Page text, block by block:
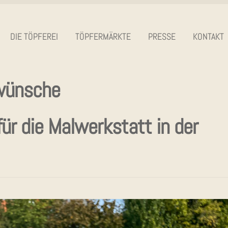
DIE TÖP­FE­REI TÖP­FER­MÄRK­TE PRES­SE KON­TAKT
die Mal­werk­statt in der